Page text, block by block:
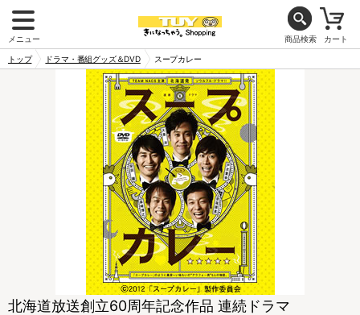
メニュー 商品検索 カート
トップ ドラマ・番組グッズ＆DVD スープカレー
北海道放送創立60周年記念作品 連続ドラマ